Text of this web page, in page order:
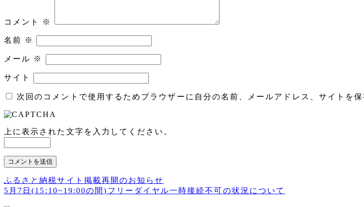
コメント ※
名前 ※
メール ※
サイト
次回のコメントで使用するためブラウザーに自分の名前、メールアドレス、サイトを保
上に表示された文字を入力してください。
投
ふるさと納税サイト掲載再開のお知らせ
5月7日(15:10~19:00の間)フリーダイヤル一時接続不可の状況について